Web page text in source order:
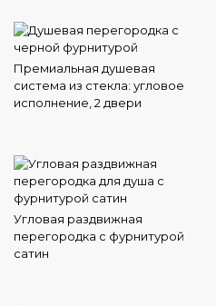
Премиальная душевая
система из стекла: угловое
исполнение, 2 двери
Угловая раздвижная
перегородка с фурнитурой
сатин